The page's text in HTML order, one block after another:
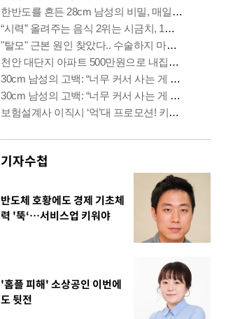
기자수첩
반도체 호황에도 경제 기초체
력 '뚝‘…서비스업 키워야
'홈플 피해' 소상공인 이번에
도 뒷전